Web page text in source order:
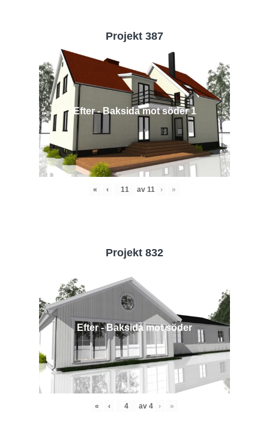
Projekt 387
Efter - Baksida mot söder 1
« ‹ av 11 › »
Projekt 832
Efter - Baksida mot söder
« ‹ av 4 › »